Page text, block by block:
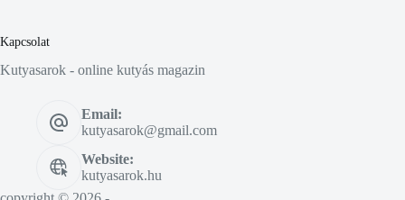
Kapcsolat
Kutyasarok - online kutyás magazin
Email:
kutyasarok@gmail.com
Website:
kutyasarok.hu